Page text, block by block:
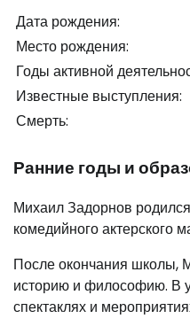
Дата рождения:
Место рождения:
Годы активной
Известные выступления:
Смерть:
Ранние годы и
Михаил Задорнов
комедийного актерского
После окончания школы,
историю и философию. В
спектаклях и